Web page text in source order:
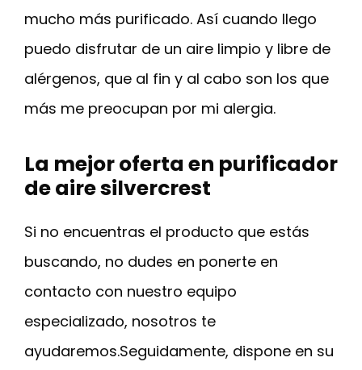
mucho más purificado. Así cuando llego
puedo disfrutar de un aire limpio y libre de
alérgenos, que al fin y al cabo son los que
más me preocupan por mi alergia.
La mejor oferta en purificador
de aire silvercrest
Si no encuentras el producto que estás
buscando, no dudes en ponerte en
contacto con nuestro equipo
especializado, nosotros te
ayudaremos.Seguidamente, dispone en su